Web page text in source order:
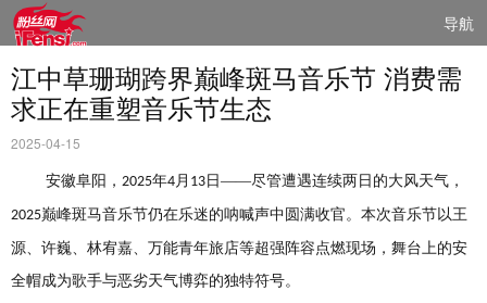
导航
江中草珊瑚跨界巅峰斑马音乐节 消费需
求正在重塑音乐节生态
2025-04-15
安徽阜阳， 2025年4月 13 日——尽管遭遇连续两日的大风天气，
2025巅峰斑马音乐节仍在乐迷的呐喊声中圆满收官。本次音乐节以王
源、许巍、林宥嘉、万能青年旅店等超强阵容点燃现场，舞台上的安
全帽成为歌手与恶劣天气博弈的独特符号。